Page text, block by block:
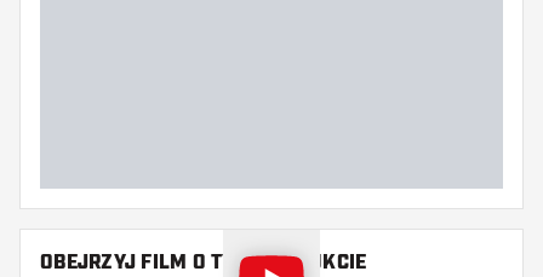
OBEJRZYJ FILM O TYM PRODUKCIE